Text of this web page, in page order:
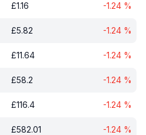
£1.16 -1.24 %
£5.82 -1.24 %
£11.64 -1.24 %
£58.2 -1.24 %
£116.4 -1.24 %
£582.01 -1.24 %